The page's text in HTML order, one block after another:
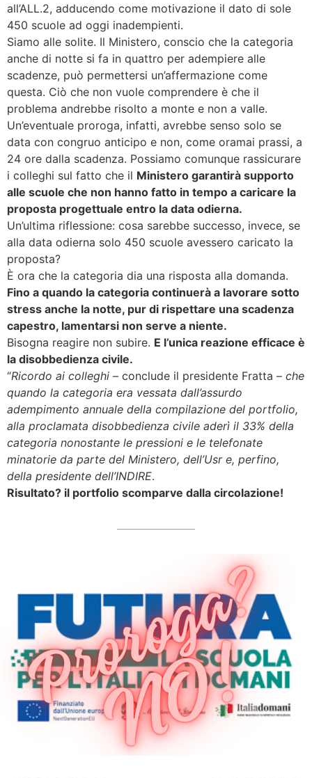
all’ALL.2, adducendo come motivazione il dato di sole
450 scuole ad oggi inadempienti.
Siamo alle solite. Il Ministero, conscio che la categoria
anche di notte si fa in quattro per adempiere alle
scadenze, può permettersi un’affermazione come
questa. Ciò che non vuole comprendere è che il
problema andrebbe risolto a monte e non a valle.
Un’eventuale proroga, infatti, avrebbe senso solo se
data con congruo anticipo e non, come oramai prassi, a
24 ore dalla scadenza. Possiamo comunque rassicurare
i colleghi sul fatto che il Ministero garantirà supporto
alle scuole che non hanno fatto in tempo a caricare la
proposta progettuale entro la data odierna.
Un’ultima riflessione: cosa sarebbe successo, invece, se
alla data odierna solo 450 scuole avessero caricato la
proposta?
È ora che la categoria dia una risposta alla domanda.
Fino a quando la categoria continuerà a lavorare sotto
stress anche la notte, pur di rispettare una scadenza
capestro, lamentarsi non serve a niente.
Bisogna reagire non subire. E l’unica reazione efficace è
la disobbedienza civile.
“Ricordo ai colleghi – conclude il presidente Fratta – che
quando la categoria era vessata dall’assurdo
adempimento annuale della compilazione del portfolio,
alla proclamata disobbedienza civile aderì il 33% della
categoria nonostante le pressioni e le telefonate
minatorie da parte del Ministero, dell’Usr e, perfino,
della presidente dell’INDIRE.
Risultato? il portfolio scomparve dalla circolazione!